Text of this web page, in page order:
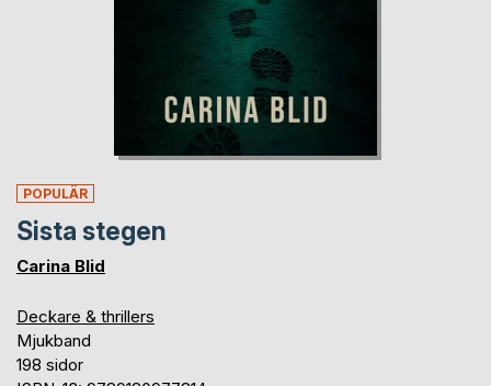
POPULÄR
Sista stegen
Carina Blid
Deckare & thrillers
Mjukband
198 sidor